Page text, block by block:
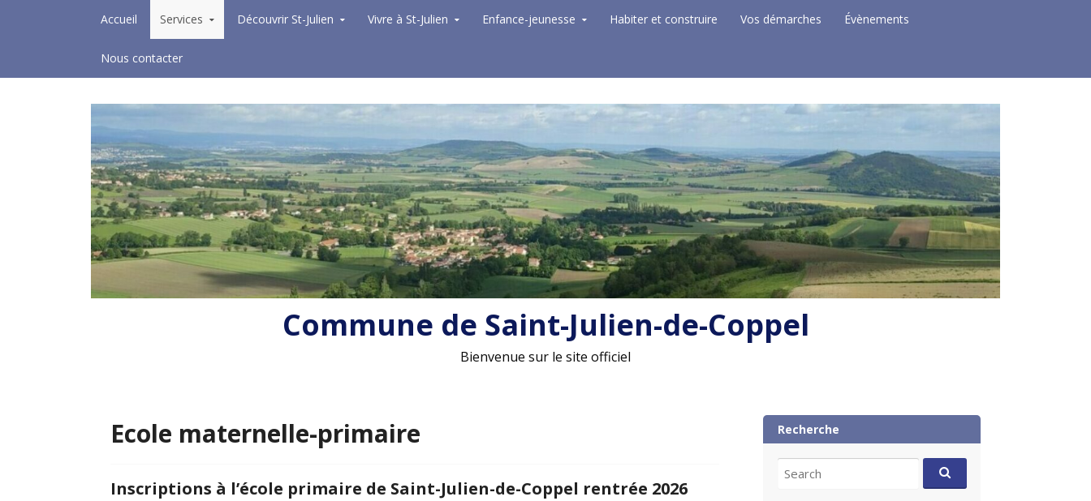
Accueil Services Découvrir St-Julien Vivre à St-Julien Enfance-jeunesse Habiter et construire Vos démarches Évènements
Nous contacter
Commune de Saint-Julien-de-Coppel
Bienvenue sur le site officiel
Ecole maternelle-primaire
Inscriptions à l’école primaire de Saint-Julien-de-Coppel rentrée 2026
Recherche
for: